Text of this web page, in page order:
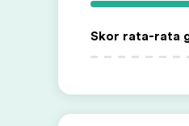
Skor rata-rata